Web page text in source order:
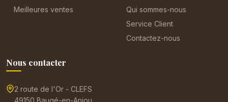
Meilleures ventes
Qui sommes-nous
Service Client
Contactez-nous
Nous contacter
2 route de l'Or - CLEFS
49150 Baugé-en-Anjou